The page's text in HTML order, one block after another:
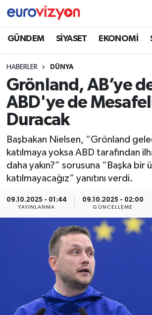
GÜNDEM SİYASET EKONOMİ
HABERLER DÜNYA
Grönland, AB’ye
ABD'ye de
Duracak
Başbakan Nielsen, “Grönland
katılmaya yoksa ABD tarafından
daha yakın?” sorusuna “Başka bir
katılmayacağız” yanıtını verdi.
09.10.2025 - 01:44
YAYINLANMA
09.10.2025 - 02:00
GÜNCELLEME